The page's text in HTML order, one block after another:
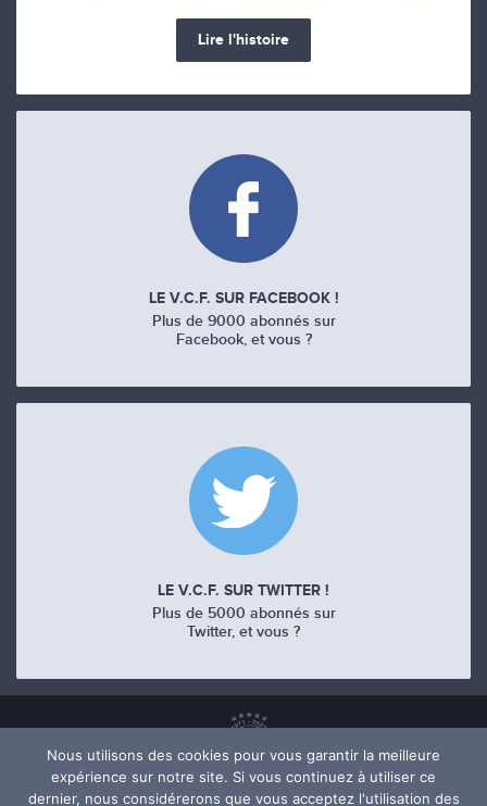
Lire l'histoire
LE V.C.F. SUR FACEBOOK !
Plus de 9000 abonnés sur
Facebook, et vous ?
LE V.C.F. SUR TWITTER !
Plus de 5000 abonnés sur
Twitter, et vous ?
Nous utilisons des cookies pour vous garantir la meilleure
expérience sur notre site. Si vous continuez à utiliser ce
dernier, nous considérerons que vous acceptez l'utilisation des